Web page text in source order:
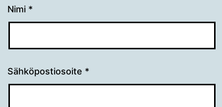
Nimi *
Sähköpostiosoite *